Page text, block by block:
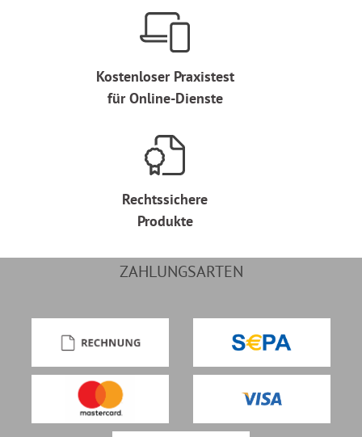
Kostenloser Praxistest
für Online-Dienste
Rechtssichere
Produkte
ZAHLUNGSARTEN